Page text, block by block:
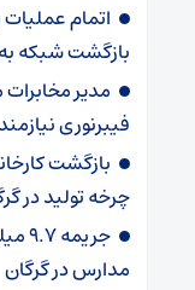
اتمام عملیات
بازگشت شبکه
مدیر
فیبرنوری
بازگشت
چرخه تولید در
مدارس در گرگان